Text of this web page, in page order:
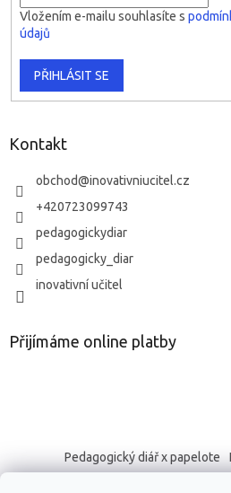
Vložením e-mailu souhlasíte s
údajů
PŘIHLÁSIT SE
Kontakt
obchod@inovativniucitel.cz
+420723099743
pedagogickydiar
pedagogicky_diar
inovativní učitel
Přijímáme online platby
Pedagogický diář x papelote